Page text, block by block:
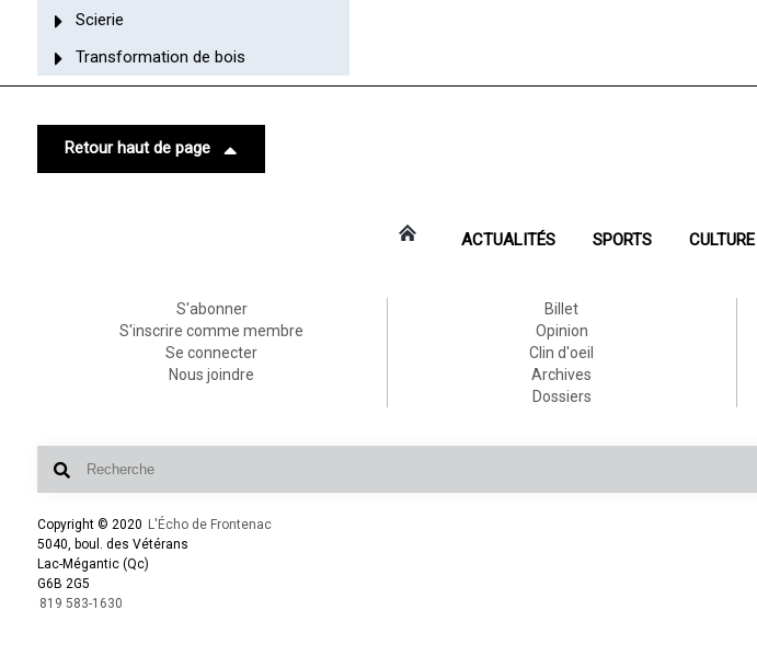
Scierie
Transformation de bois
Retour haut de page
ACTUALITÉS SPORTS CULTURE
S'abonner
S'inscrire comme membre
Se connecter
Nous joindre
Billet
Opinion
Clin d'oeil
Archives
Dossiers
Copyright © 2020 L'Écho de Frontenac
5040, boul. des Vétérans
Lac-Mégantic (Qc)
G6B 2G5
819 583-1630